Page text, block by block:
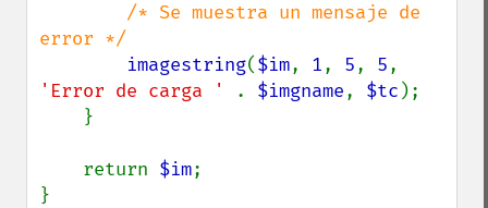
/* Se muestra un mensaje de
error */
imagestring($im, 1, 5, 5
'Error de carga '
. $imgname, $tc );
    return
$im;
}